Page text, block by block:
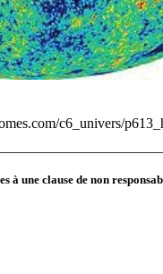
c6_univers/
à une clause de non